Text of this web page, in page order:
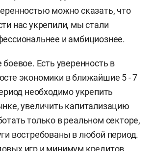
можно сказать, что
нас укрепили, мы стали
и амбициознее.
Есть уверенность в
экономики в ближайшие 5 - 7
необходимо укрепить
увеличить капитализацию
только в реальном секторе,
востребованы в любой период.
игр и минимум кредитов.